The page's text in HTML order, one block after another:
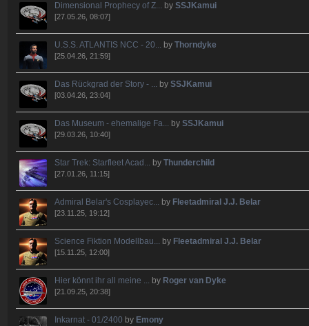
Dimensional Prophecy of Z... bySSJKamui
[27.05.26, 08:07]
U.S.S. ATLANTIS NCC - 20... byThorndyke
[25.04.26, 21:59]
Das Rückgrad der Story - ... bySSJKamui
[03.04.26, 23:04]
Das Museum - ehemalige Fa... bySSJKamui
[29.03.26, 10:40]
Star Trek: Starfleet Acad... byThunderchild
[27.01.26, 11:15]
Admiral Belar's Cosplayec... by Fleetadmiral J.J. Belar
[23.11.25, 19:12]
Science Fiktion Modellbau... by Fleetadmiral J.J. Belar
[15.11.25, 12:00]
Hier könnt ihr all meine ... by Roger van Dyke
[21.09.25, 20:38]
Inkarnat - 01/2400 by Emony